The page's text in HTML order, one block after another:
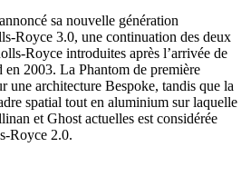
sa nouvelle génération
Royce 3.0, une continuation des deux
Royce introduites après l’arrivée de
2003. La Phantom de première
une architecture Bespoke, tandis que la
spatial tout en aluminium sur laquelle
et Ghost actuelles est considérée
Royce 2.0.